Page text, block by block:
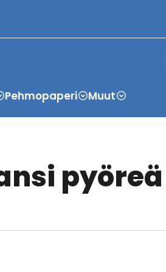
Pehmopaperi Muut
pyöreä